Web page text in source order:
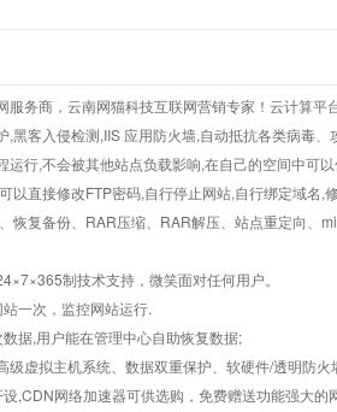
服务商，云南网猫科技互联网营销专家！云计算平
,黑客入侵检测,IIS 应用防火墙,自动抵抗各类病毒、
运行,不会被其他站点负载影响,在自己的空间中可
以直接修改FTP密码,自行停止网站,自行绑定域名,
恢复备份、RAR压缩、RAR解压、站点重定向、
制技术支持，微笑面对任何用户。
一次，监控网站运行.
据,用户能在管理中心自助恢复数据;
级虚拟主机系统、数据双重保护、软硬件/透明防火
,CDN网络加速器可供选购，免费赠送功能强大